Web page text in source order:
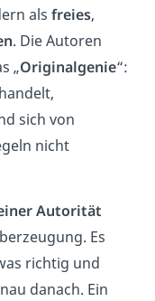
alsfreies,
. Die Autoren
„Originalgenie“:
sich von
nicht
Autorität
Es
richtig und
danach. Ein